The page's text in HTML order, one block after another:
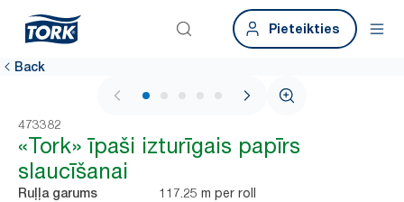
Pieteikties
Back
1 / 5
473382
«Tork» īpaši izturīgais papīrs
slaucīšanai
Ruļļa garums 117.25 m per roll